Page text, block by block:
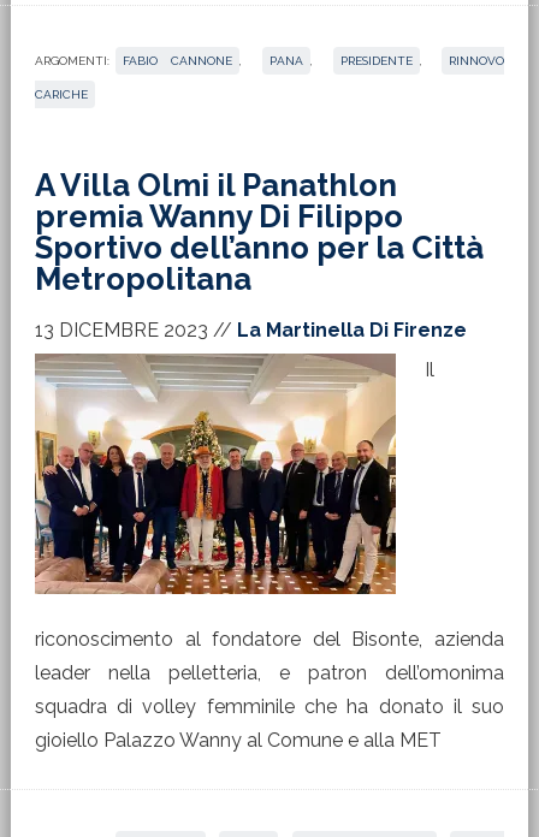
ARGOMENTI: FABIO CANNONE PANA PRESIDENTE RINNOVO
CARICHE
A Villa Olmi il Panathlon
premia Wanny Di Filippo
Sportivo dell’anno per la Città
Metropolitana
13 DICEMBRE 2023 // La Martinella Di Firenze
Il
riconoscimento al fondatore del Bisonte, azienda
leader nella pelletteria, e patron dell’omonima
squadra di volley femminile che ha donato il suo
gioiello Palazzo Wanny al Comune e alla MET